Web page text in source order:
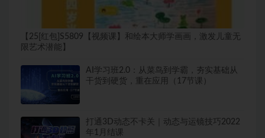
【25[红包]S5809【视频课】和绘本大师学画画，激发儿童无
限艺术潜能】
AI学习班2.0：从菜鸟到学霸，夯实基础从
干货到硬货，重在应用（17节课）
打通3D动态不卡关｜动态与运镜技巧2022
年1月结课